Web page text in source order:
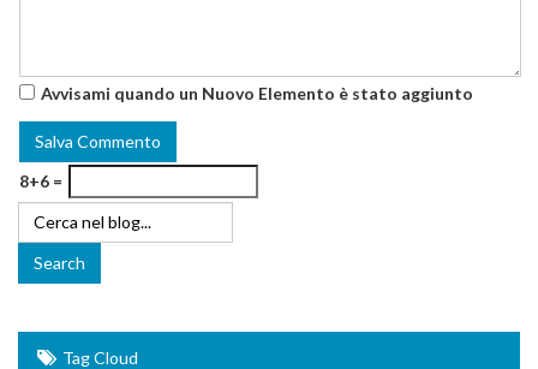
Avvisami quando un Nuovo Elemento è stato aggiunto
8+6 =
Tag Cloud